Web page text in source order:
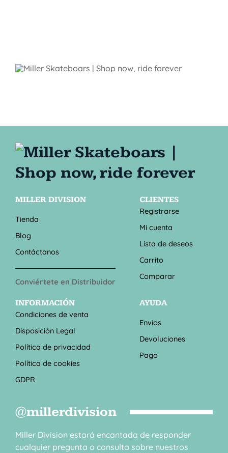
MILLER DIVISION
Tienda
Blog
Contáctanos
Conviértete en Distribuidor
CLIENTES
Registrarse
Mi cuenta
Lista de deseos
Carrito
Comparar
INFORMACIÓN
Condiciones de venta
Disposición Legal
Política de privacidad
Política de cookies
GDPR
AYUDA
Envíos
Devoluciones
Pago
@millerdivision
Miller Division estará encantada de responder
cualquier pregunta o consulta sobre nuestros